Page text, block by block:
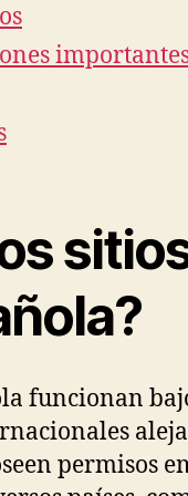
funcionan
permisos